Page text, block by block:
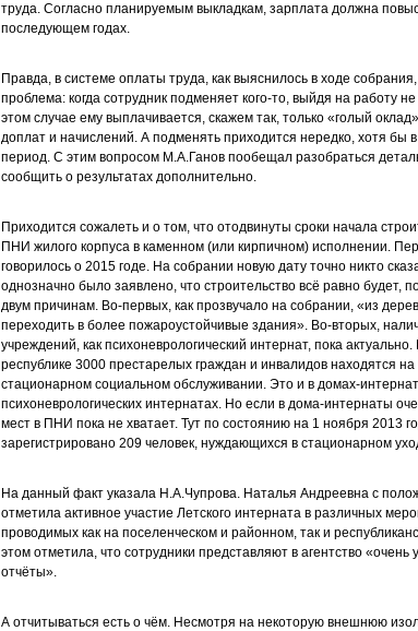
труда. Согласно планируемым выкладкам, зарплата должна
последующем годах.
Правда, в системе оплаты труда, как выяснилось в ходе
проблема: когда сотрудник подменяет кого-то, выйдя на работу
этом случае ему выплачивается, скажем так, только «голый
доплат и начислений. А подменять приходится нередко, хотя бы в
период. С этим вопросом М.А.Ганов пообещал разобраться
сообщить о результатах дополнительно.
Приходится сожалеть и о том, что отодвинуты сроки начала
ПНИ жилого корпуса в каменном (или кирпичном) исполнении.
говорилось о 2015 годе. На собрании новую дату точно никто
однозначно было заявлено, что строительство всё равно будет,
двум причинам. Во-первых, как прозвучало на собрании, «из
переходить в более пожароустойчивые здания». Во-вторых,
учреждений, как психоневрологический интернат, пока актуально.
республике 3000 престарелых граждан и инвалидов находятся
стационарном социальном обслуживании. Это и в домах-
психоневрологических интернатах. Но если в дома-интернаты
мест в ПНИ пока не хватает. Тут по состоянию на 1 ноября 2013
зарегистрировано 209 человек, нуждающихся в стационарном
На данный факт указала Н.А.Чупрова. Наталья Андреевна с
отметила активное участие Летского интерната в различных
проводимых как на поселенческом и районном, так и
этом отметила, что сотрудники представляют в агентство «очень
отчёты».
А отчитываться есть о чём. Несмотря на некоторую внешнюю